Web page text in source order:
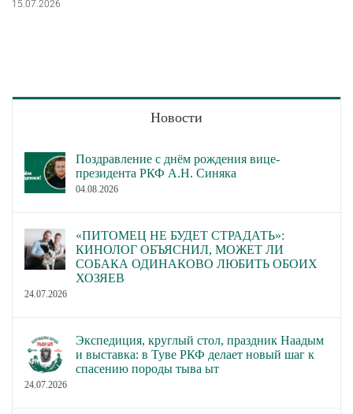
15.07.2026
Новости
Поздравление с днём рождения вице-
президента РКФ А.Н. Синяка
04.08.2026
«ПИТОМЕЦ НЕ БУДЕТ СТРАДАТЬ»:
КИНОЛОГ ОБЪЯСНИЛ, МОЖЕТ ЛИ
СОБАКА ОДИНАКОВО ЛЮБИТЬ ОБОИХ
ХОЗЯЕВ
24.07.2026
Экспедиция, круглый стол, праздник Наадым
и выставка: в Туве РКФ делает новый шаг к
спасению породы тыва ыт
24.07.2026